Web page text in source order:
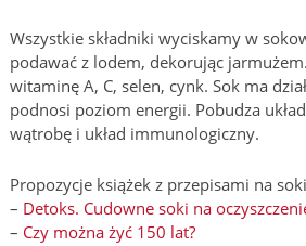
Wszystkie składniki wyciskamy w
podawać z lodem, dekorując
witaminę A, C, selen, cynk. Sok ma
podnosi poziom energii. Pobudza
wątrobę i układ immunologiczny.
Propozycje książek z przepisami na
– Detoks. Cudowne soki na
– Czy można żyć 150 lat?